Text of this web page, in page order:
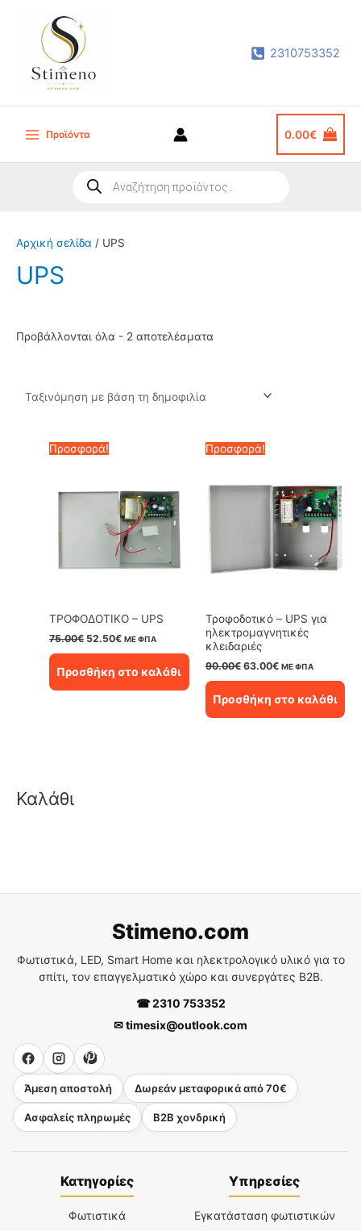
περιεχόμενο
2310753352
Main
Προϊόντα 0.00€
search
Αρχική σελίδα / UPS
UPS
Προβάλλονται όλα - 2 αποτελέσματα
popularity
Προσφορά!
ΤΡΟΦΟΔΟΤΙΚΟ – UPS
75.00€ Original
price
75.00€.
52.50€Η
τρέχουσα
είναι:
52.50€.
ΜΕ ΦΠΑ
Προσθήκη στο καλάθι
Προσφορά!
Τροφοδοτικό – UPS για
ηλεκτρομαγνητικές
κλειδαριές
90.00€ Original
price
90.00€.
63.00€Η
τρέχουσα
είναι:
63.00€.
ΜΕ ΦΠΑ
Προσθήκη στο καλάθι
Καλάθι
Stimeno.com
Φωτιστικά, LED, Smart Home και ηλεκτρολογικό υλικό για το
σπίτι, τον επαγγελματικό χώρο και συνεργάτες B2B.
☎ 2310 753352
✉ timesix@outlook.com
Άμεση αποστολή Δωρεάν μεταφορικά από 70€
Ασφαλείς πληρωμές B2B χονδρική
Κατηγορίες
Φωτιστικά
Υπηρεσίες
Εγκατάσταση φωτιστικών